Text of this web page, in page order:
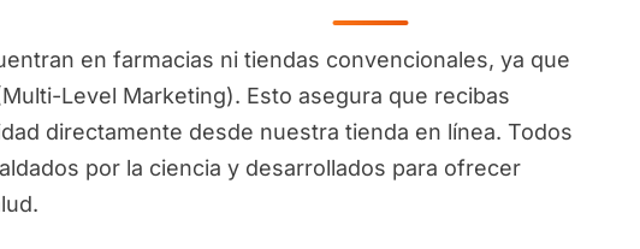
en farmacias ni tiendas convencionales, ya que
Level Marketing). Esto asegura que recibas
directamente desde nuestra tienda en línea. Todos
por la ciencia y desarrollados para ofrecer